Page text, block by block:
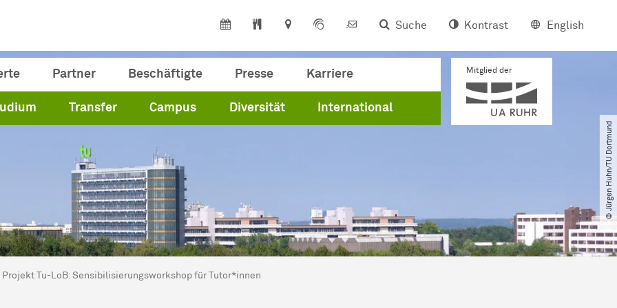
Suche Kontrast English
Partner Beschäftigte Presse Karriere
Transfer Campus Diversität International
Mitglied der
© Jürgen Huhn​/​TU Dortmund
hier:
Projekt Tu-LoB: Sensibilisierungsworkshop für Tutor*innen